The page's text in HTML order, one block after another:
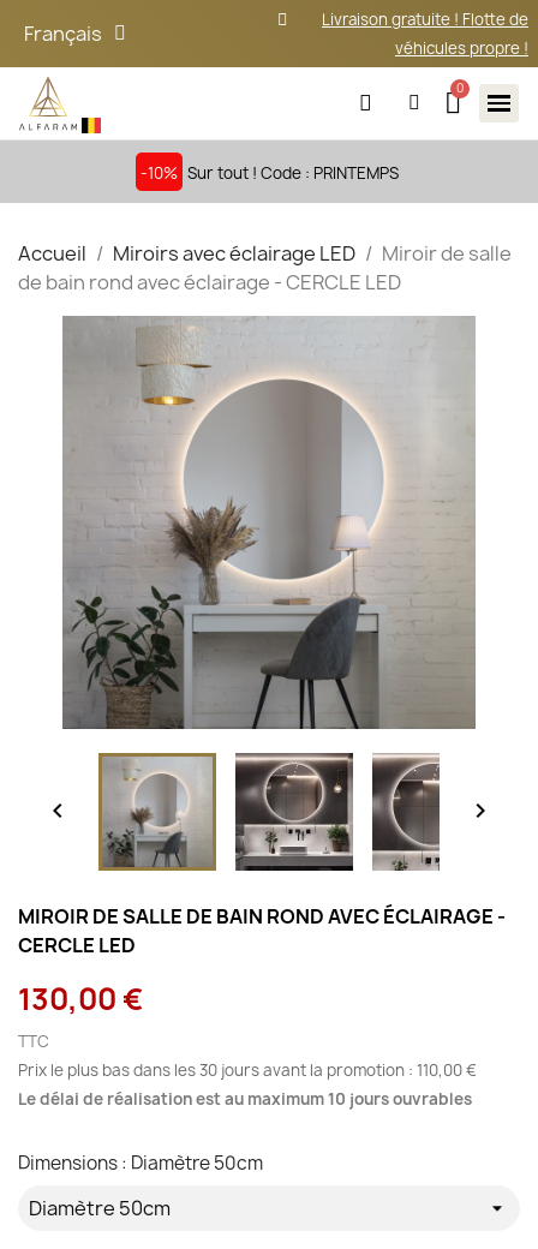
Français
Livraison gratuite ! Flotte de
véhicules propre !
-10% Sur tout ! Code : PRINTEMPS
Accueil Miroirs avec éclairage LED
Miroir de salle
de bain rond avec éclairage - CERCLE LED
 
MIROIR DE SALLE DE BAIN ROND AVEC ÉCLAIRAGE -
CERCLE LED
130,00 €
TTC
Prix le plus bas dans les 30 jours avant la promotion : 110,00 €
Le délai de réalisation est au maximum 10 jours ouvrables
Dimensions : Diamètre 50cm